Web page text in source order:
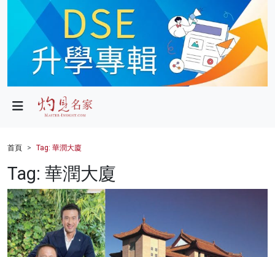
政局
財經
健康
商業
科技
首頁 Tag: 華潤大廈
Tag: 華潤大廈